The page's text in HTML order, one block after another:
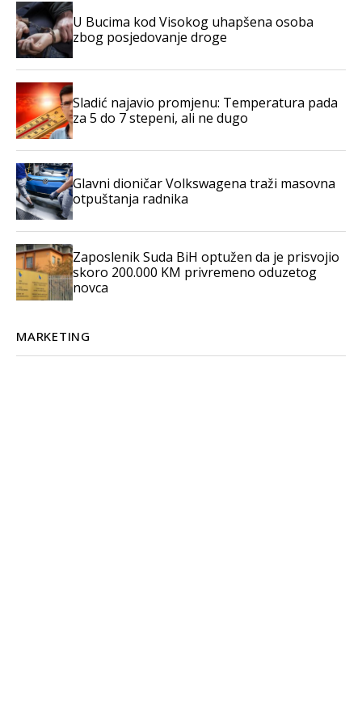
U Bucima kod Visokog uhapšena osoba
zbog posjedovanje droge
Sladić najavio promjenu: Temperatura pada
za 5 do 7 stepeni, ali ne dugo
Glavni dioničar Volkswagena traži masovna
otpuštanja radnika
Zaposlenik Suda BiH optužen da je prisvojio
skoro 200.000 KM privremeno oduzetog
novca
MARKETING